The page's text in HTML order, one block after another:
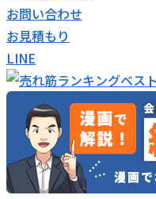
お問い合わせ
お見積もり
LINE